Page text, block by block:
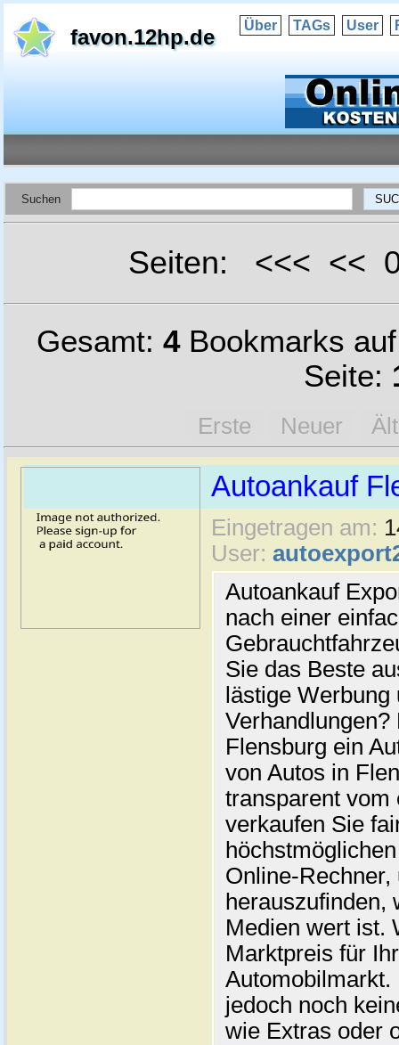
favon.12hp.de Über TAGs User
Suchen
Seiten: <<< <<
Gesamt: 4Bookmarks
Seite:
Erste Neuer
Autoankauf
Eingetragen am:
User:
Autoankauf
nach einer
Sie das Beste
lästige
Flensburg ein
von Autos in
transparent vom
verkaufen Sie
Online-
herauszufinden,
Medien wert ist.
Marktpreis für
jedoch noch
wie Extras oder